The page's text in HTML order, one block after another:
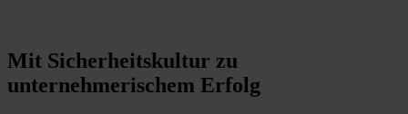
Mit Sicherheitskultur zu
unternehmerischem Erfolg